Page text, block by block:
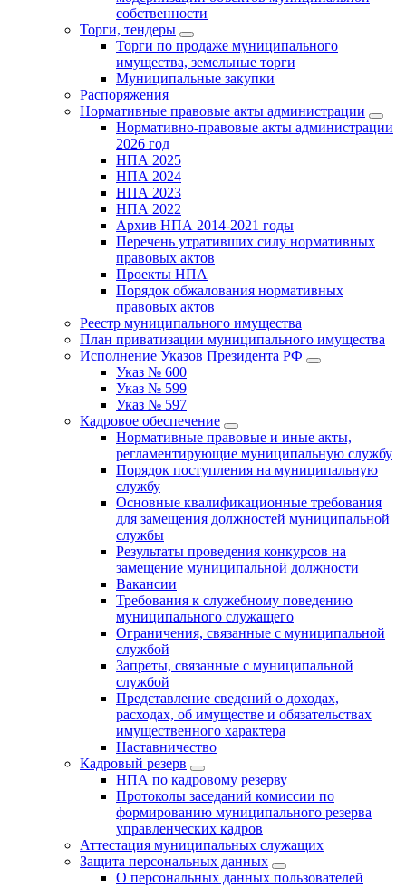
собственности
Торги, тендеры
Торги по продаже муниципального
имущества, земельные торги
Муниципальные закупки
Распоряжения
Нормативные правовые акты администрации
Нормативно-правовые акты администрации
2026 год
НПА 2025
НПА 2024
НПА 2023
НПА 2022
Архив НПА 2014-2021 годы
Перечень утративших силу нормативных
правовых актов
Проекты НПА
Порядок обжалования нормативных
правовых актов
Реестр муниципального имущества
План приватизации муниципального имущества
Исполнение Указов Президента РФ
Указ № 600
Указ № 599
Указ № 597
Кадровое обеспечение
Нормативные правовые и иные акты,
регламентирующие муниципальную службу
Порядок поступления на муниципальную
службу
Основные квалификационные требования
для замещения должностей муниципальной
службы
Результаты проведения конкурсов на
замещение муниципальной должности
Вакансии
Требования к служебному поведению
муниципального служащего
Ограничения, связанные с муниципальной
службой
Запреты, связанные с муниципальной
службой
Представление сведений о доходах,
расходах, об имуществе и обязательствах
имущественного характера
Наставничество
Кадровый резерв
НПА по кадровому резерву
Протоколы заседаний комиссии по
формированию муниципального резерва
управленческих кадров
Аттестация муниципальных служащих
Защита персональных данных
О персональных данных пользователей